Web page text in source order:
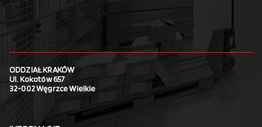
ODDZIAŁ KRAKÓW
Ul. Kokotów 657
32-002 Węgrzce Wielkie